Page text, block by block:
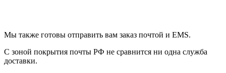
Мы также готовы отправить вам заказ почтой и EMS.
С зоной покрытия почты РФ не сравнится ни одна служба
доставки.